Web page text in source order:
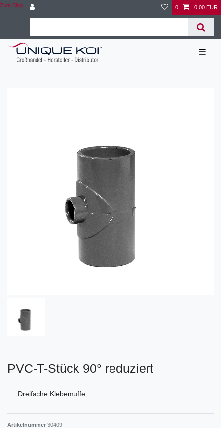
Zum Blog 0 0,00 EUR
☰
PVC-T-Stück 90° reduziert
Dreifache Klebemuffe
Artikelnummer 30409